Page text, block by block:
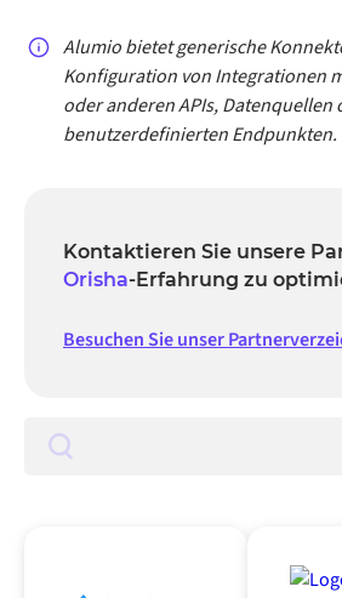
Alumio bietet generische
Konfiguration von Integrationen
oder anderen APIs, Datenquellen
benutzerdefinierten Endpunkten.
Kontaktieren Sie unsere
Orisha-Erfahrung zu
Besuchen Sie unser